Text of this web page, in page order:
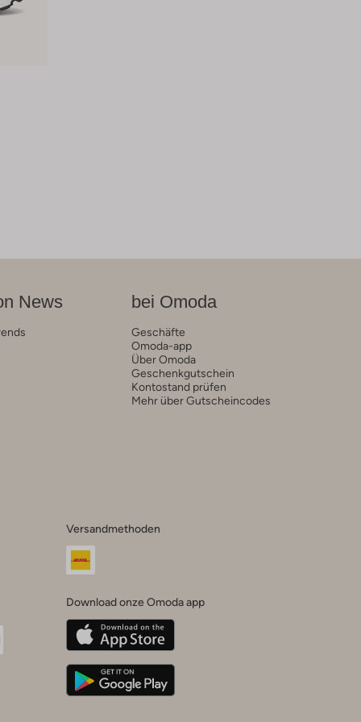
News bei Omoda
Geschäfte
Omoda-app
Über Omoda
Geschenkgutschein
Kontostand prüfen
Mehr über Gutscheincodes
Versandmethoden
Download onze Omoda app